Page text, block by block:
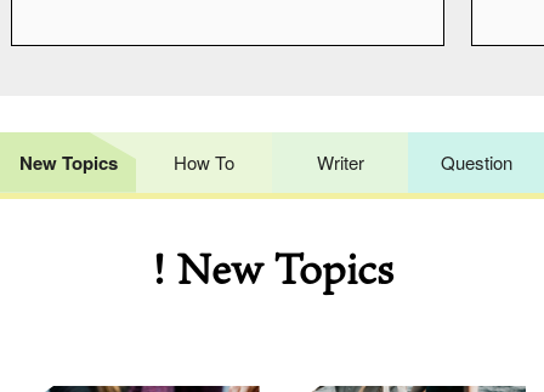
New Topics How To Writer Question
! New Topics